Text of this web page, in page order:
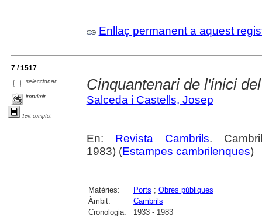
Enllaç permanent a aquest
7 / 1517
seleccionar
imprimir
Text complet
Cinquantenari de l'inici
Salceda i Castells, Josep
En: Revista Cambrils.
1983) (Estampes cambrilenques)
Matèries: Ports ; Obres públiques
Àmbit:
Cambrils
Cronologia:
1933 - 1983